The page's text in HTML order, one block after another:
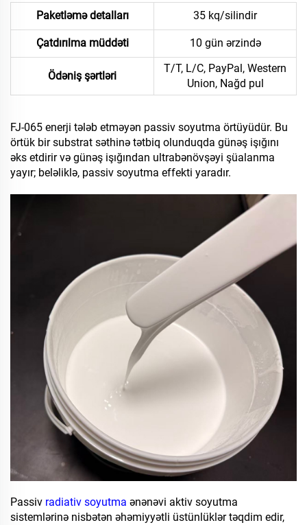
Paketləmə detalları 35 kq/silindir
Çatdırılma müddəti 10 gün ərzində
Ödəniş şərtləri
T/T, L/C, PayPal, Western
Union, Nağd pul
FJ-065 enerji tələb etməyən passiv soyutma örtüyüdür. Bu
örtük bir substrat səthinə tətbiq olunduqda günəş işığını
əks etdirir və günəş işığından ultrabənövşəyi şüalanma
yayır; beləliklə, passiv soyutma effekti yaradır.
Passiv radiativ soyutma ənənəvi aktiv soyutma
sistemlərinə nisbətən əhəmiyyətli üstünlüklər təqdim edir,